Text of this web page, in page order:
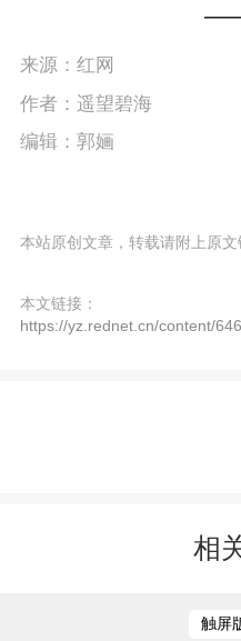
——
来源：红网
作者：遥望碧海
编辑：郭婳
本站原创文章，转载请附上原文
本文链接：
https://yz.rednet.cn/content/
相
触屏